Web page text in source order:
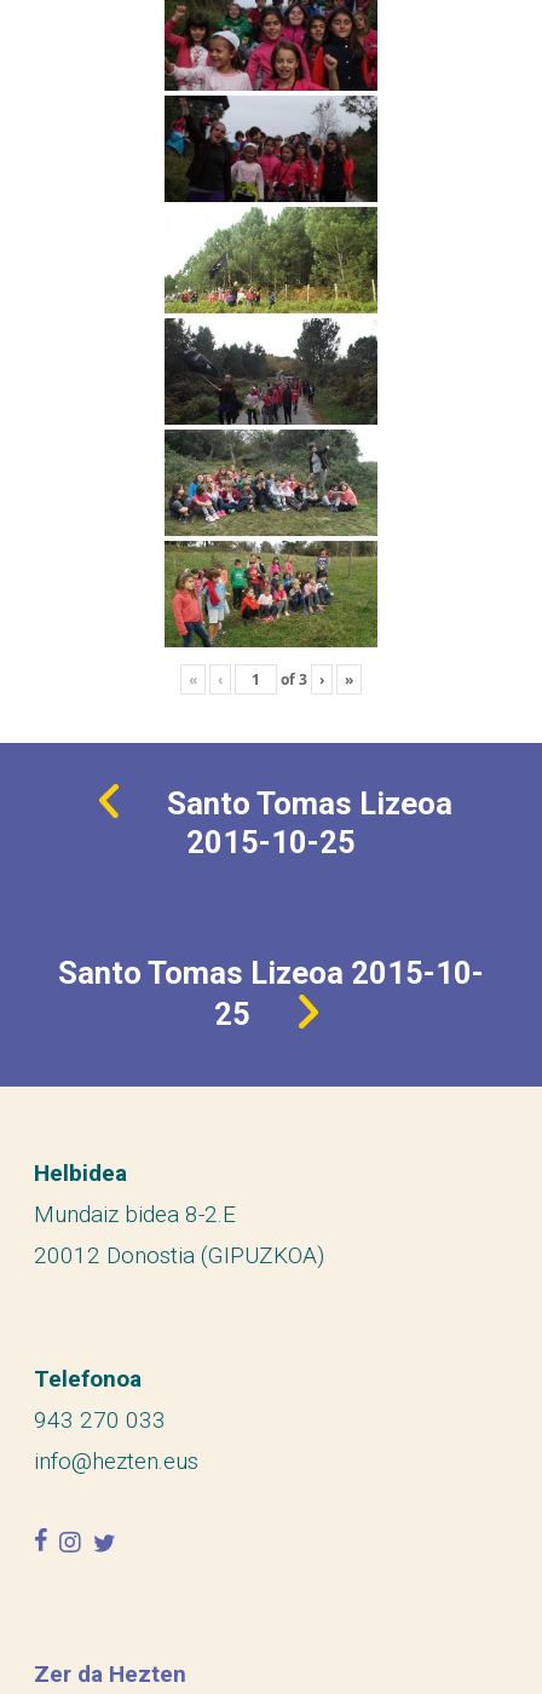
« ‹ of3 › »
Santo Tomas Lizeoa
2015-10-25
Santo Tomas Lizeoa 2015-10-
25
Helbidea
Mundaiz bidea 8-2.E
20012 Donostia (GIPUZKOA)
Telefonoa
943 270 033
info@hezten.eus
facebook
instagram
twitter
Zer da Hezten